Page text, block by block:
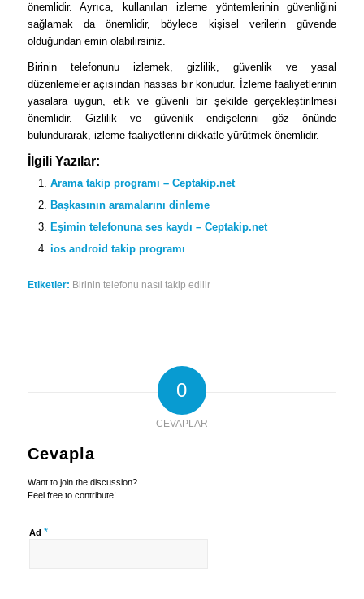
önemlidir. Ayrıca, kullanılan izleme yöntemlerinin güvenliğini
sağlamak da önemlidir, böylece kişisel verilerin güvende
olduğundan emin olabilirsiniz.
Birinin telefonunu izlemek, gizlilik, güvenlik ve yasal
düzenlemeler açısından hassas bir konudur. İzleme faaliyetlerinin
yasalara uygun, etik ve güvenli bir şekilde gerçekleştirilmesi
önemlidir. Gizlilik ve güvenlik endişelerini göz önünde
bulundurarak, izleme faaliyetlerini dikkatle yürütmek önemlidir.
İlgili Yazılar:
Arama takip programı – Ceptakip.net
Başkasının aramalarını dinleme
Eşimin telefonuna ses kaydı – Ceptakip.net
ios android takip programı
Etiketler: Birinin telefonu nasıl takip edilir
0
CEVAPLAR
Cevapla
Want to join the discussion?
Feel free to contribute!
Ad *